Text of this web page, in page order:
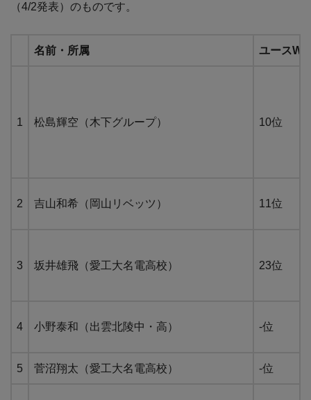
（4/2発表）のものです。
名前・所属 ユースWR
1 松島輝空（木下グループ） 10位
2 吉山和希（岡山リベッツ） 11位
3 坂井雄飛（愛工大名電高校） 23位
4 小野泰和（出雲北陵中・高） -位
5 菅沼翔太（愛工大名電高校） -位